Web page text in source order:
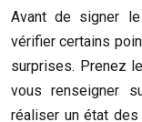
Avant de signer
vérifier certains
surprises. Prenez
vous renseigner
réaliser un état